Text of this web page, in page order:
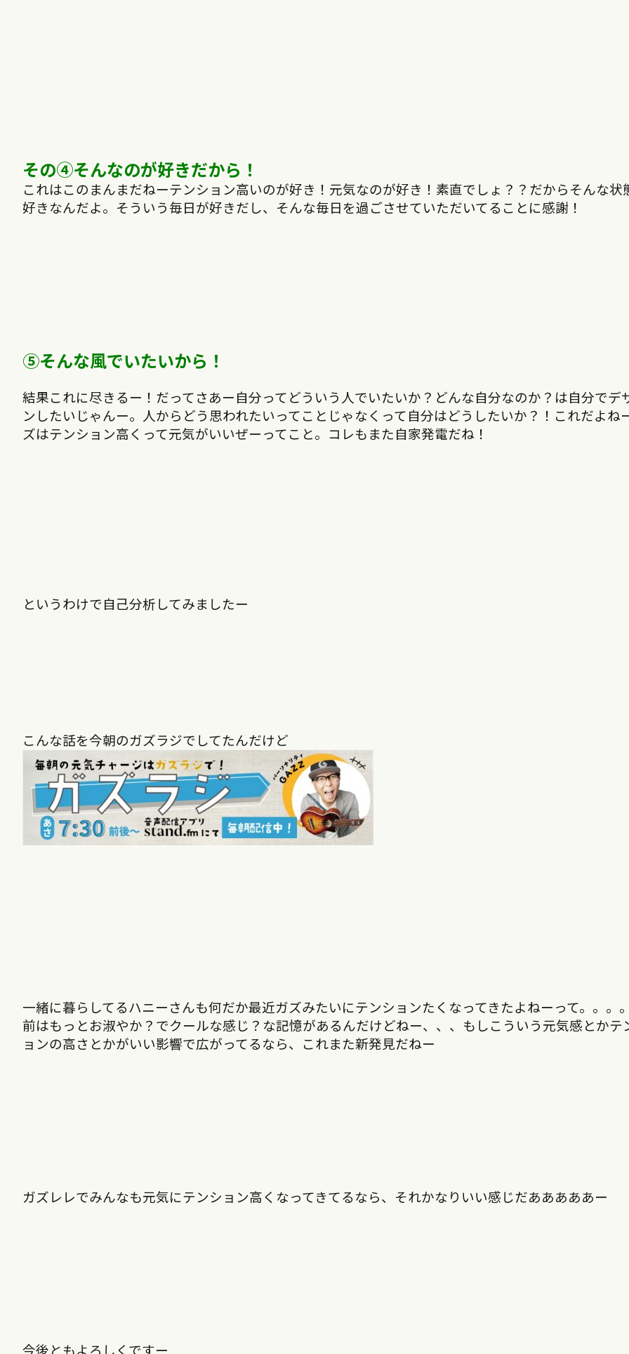
その④そんなのが好きだから！
これはこのまんまだねーテンション高いのが好き！元気なのが好き！素直でしょ？？だからそんな状
好きなんだよ。そういう毎日が好きだし、そんな毎日を過ごさせていただいてることに感謝！
⑤そんな風でいたいから！
結果これに尽きるー！だってさあー自分ってどういう人でいたいか？どんな自分なのか？は自分でデ
ンしたいじゃんー。人からどう思われたいってことじゃなくって自分はどうしたいか？！これだよね
ズはテンション高くって元気がいいぜーってこと。コレもまた自家発電だね！
というわけで自己分析してみましたー
こんな話を今朝のガズラジでしてたんだけど
一緒に暮らしてるハニーさんも何だか最近ガズみたいにテンションたくなってきたよねーって。。。
前はもっとお淑やか？でクールな感じ？な記憶があるんだけどねー、、、もしこういう元気感とかテ
ョンの高さとかがいい影響で広がってるなら、これまた新発見だねー
ガズレレでみんなも元気にテンション高くなってきてるなら、それかなりいい感じだあああああー
今後ともよろしくですー